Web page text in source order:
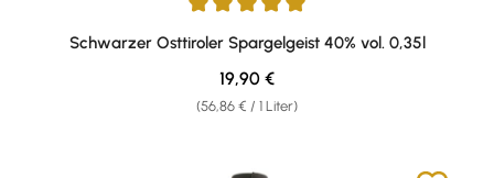
Durchschnittliche Bewertung von 5 von 5 Sternen
Schwarzer Osttiroler Spargelgeist 40% vol. 0,35l
(56,86 € / 1 Liter)
Regulärer Preis:
19,90 €